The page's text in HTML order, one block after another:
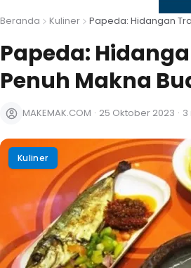
Beranda Kuliner Papeda: Hidangan
Papeda:
Penuh Makna
MAKEMAK.COM · 25 Oktober 2023 · 3
Kuliner